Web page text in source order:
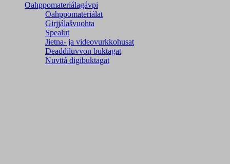
Oahppomateriálagávpi
Oahppomateriálat
Girjjálašvuohta
Spealut
Jietna- ja videovurkkohusat
Deaddiluvvon buktagat
Nuvttá digibuktagat